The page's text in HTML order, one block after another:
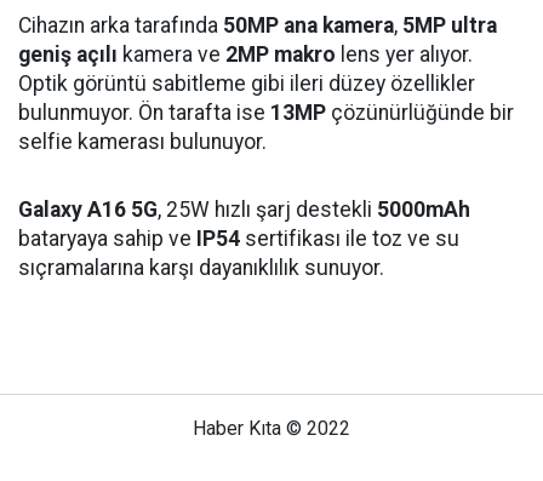
Cihazın arka tarafında 50MP ana kamera, 5MP ultra
geniş açılı kamera ve 2MP makro lens yer alıyor.
Optik görüntü sabitleme gibi ileri düzey özellikler
bulunmuyor. Ön tarafta ise 13MP çözünürlüğünde bir
selfie kamerası bulunuyor.
Galaxy A16 5G, 25W hızlı şarj destekli 5000mAh
bataryaya sahip ve
IP54 sertifikası ile toz ve su
sıçramalarına karşı dayanıklılık sunuyor.
Haber Kıta © 2022